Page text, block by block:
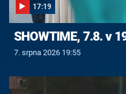
17:19
SHOWTIME, 7.8. v
7. srpna 2026 19:55